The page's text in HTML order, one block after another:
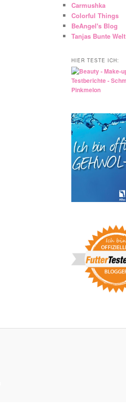
Carmushka
Colorful Things
BeAngel's Blog
Tanjas Bunte Welt
HIER TESTE ICH: